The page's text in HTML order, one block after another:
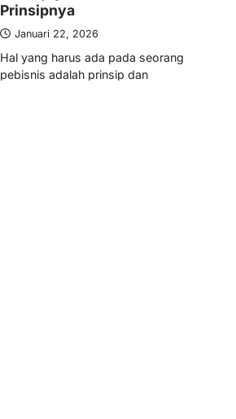
Prinsipnya
Januari 22, 2026
Hal yang harus ada pada seorang
pebisnis adalah prinsip dan